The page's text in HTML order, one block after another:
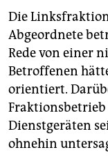
Die
Abgeordnete
Rede von einer
Betroffenen
orientiert.
Dienstgeräten
ohnehin